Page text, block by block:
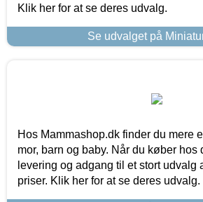
Klik her for at se deres udvalg.
Se udvalget på
Hos Mammashop.dk finder du mere
mor, barn og baby. Når du køber hos
levering og adgang til et stort udvalg
priser. Klik her for at se deres udvalg.